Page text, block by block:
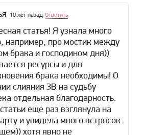
10 лет назад Ответить
статья! Я узнала много
например, про мостик между
брака и господином дня))
ресурсы и для
брака необходимы! О
слияния ЗВ на судьбу
отдельная благодарность.
еще раз взглянула на
и увидела много встрясок
хотя явно не